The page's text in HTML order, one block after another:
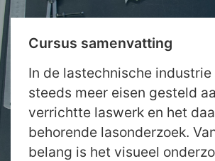
Cursus samenvatting
In de lastechnische
steeds meer eisen gesteld
verrichtte laswerk en het
behorende lasonderzoek.
belang is het visueel